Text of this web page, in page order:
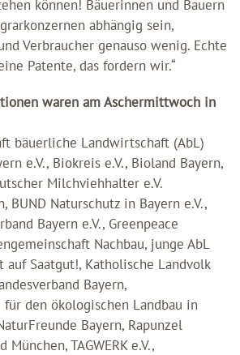
können! Bäuerinnen und Bauern
abhängig sein,
Verbraucher genauso wenig. Echte
Patente, das fordern wir.“
waren am Aschermittwoch in
bäuerliche Landwirtschaft (AbL)
e.V., Biokreis e.V., Bioland Bayern,
Milchviehhalter e.V.
BUND Naturschutz in Bayern e.V.,
Bayern e.V., Greenpeace
Nachbau, junge AbL
auf Saatgut!, Katholische Landvolk
Bayern,
den ökologischen Landbau in
Bayern, Rapunzel
TAGWERK e.V.,